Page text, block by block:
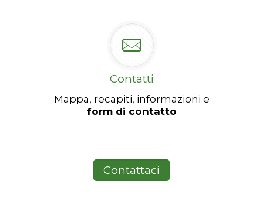
Contatti
Mappa, recapiti, informazioni e
form di contatto
Contattaci